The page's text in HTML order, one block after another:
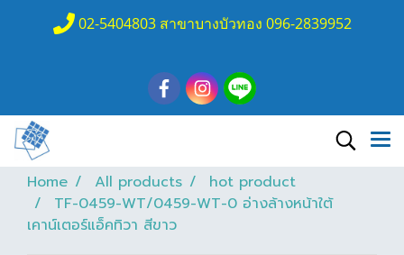
02-5404803 สาขาบางบัวทอง 096-2839952
Home All products
hot product
TF-0459-WT/0459-WT-0 อ่างล้างหน้าใต้
เคาน์เตอร์แอ็คทิวา สีขาว